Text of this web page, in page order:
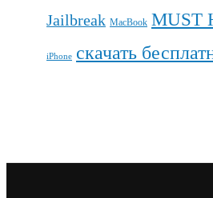
Jailbreak MacBook MUST
iPhone скачать